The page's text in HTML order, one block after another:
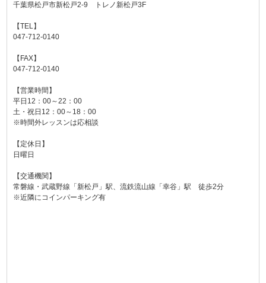
千葉県松戸市新松戸2-9 トレノ新松戸3F
【TEL】
047-712-0140
【FAX】
047-712-0140
【営業時間】
平日12：00～22：00
土・祝日12：00～18：00
※時間外レッスンは応相談
【定休日】
日曜日
【交通機関】
常磐線・武蔵野線「新松戸」駅、流鉄流山線「幸谷」駅 徒歩2分
※近隣にコインパーキング有